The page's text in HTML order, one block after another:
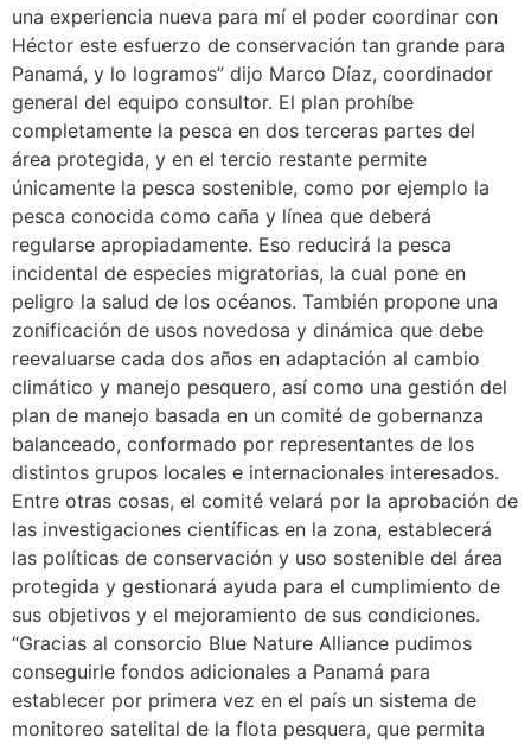
una experiencia nueva para mí el poder coordinar con
Héctor este esfuerzo de conservación tan grande para
Panamá, y lo logramos” dijo Marco Díaz, coordinador
general del equipo consultor. El plan prohíbe
completamente la pesca en dos terceras partes del
área protegida, y en el tercio restante permite
únicamente la pesca sostenible, como por ejemplo la
pesca conocida como caña y línea que deberá
regularse apropiadamente. Eso reducirá la pesca
incidental de especies migratorias, la cual pone en
peligro la salud de los océanos. También propone una
zonificación de usos novedosa y dinámica que debe
reevaluarse cada dos años en adaptación al cambio
climático y manejo pesquero, así como una gestión del
plan de manejo basada en un comité de gobernanza
balanceado, conformado por representantes de los
distintos grupos locales e internacionales interesados.
Entre otras cosas, el comité velará por la aprobación de
las investigaciones científicas en la zona, establecerá
las políticas de conservación y uso sostenible del área
protegida y gestionará ayuda para el cumplimiento de
sus objetivos y el mejoramiento de sus condiciones.
“Gracias al consorcio Blue Nature Alliance pudimos
conseguirle fondos adicionales a Panamá para
establecer por primera vez en el país un sistema de
monitoreo satelital de la flota pesquera, que permita